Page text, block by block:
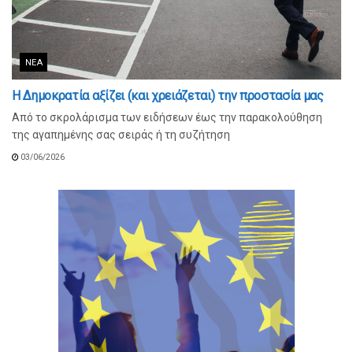
ΝΈΑ
Η Δημοκρατία αξίζει (και χρειάζεται) την προστασία μας
Από το σκρολάρισμα των ειδήσεων έως την παρακολούθηση
της αγαπημένης σας σειράς ή τη συζήτηση
03/06/2026